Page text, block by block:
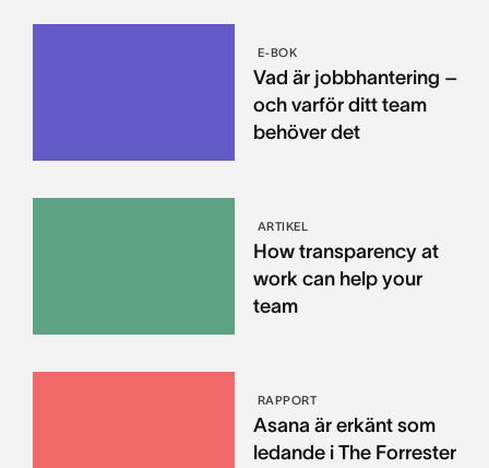
E-BOK
Vad är jobbhantering –
och varför ditt team
behöver det
ARTIKEL
How transparency at
work can help your
team
RAPPORT
Asana är erkänt som
ledande i The Forrester